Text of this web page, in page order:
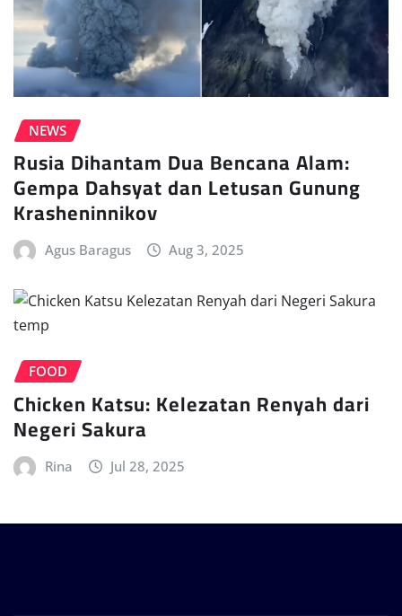
NEWS
Rusia Dihantam Dua Bencana Alam:
Gempa Dahsyat dan Letusan Gunung
Krasheninnikov
Agus Baragus Aug 3, 2025
FOOD
Chicken Katsu: Kelezatan Renyah dari
Negeri Sakura
Rina Jul 28, 2025